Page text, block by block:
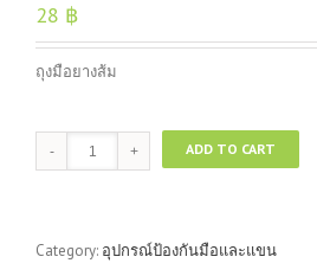
28 ฿
ถุงมือยางส้ม
ถุงมือ
ยาง
ADD TO CART
Category: อุปกรณ์ป้องกันมือและแขน